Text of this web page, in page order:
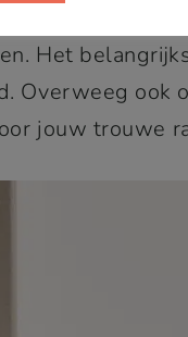
kant biedt
Het
Overweeg ook
jouw trouwe